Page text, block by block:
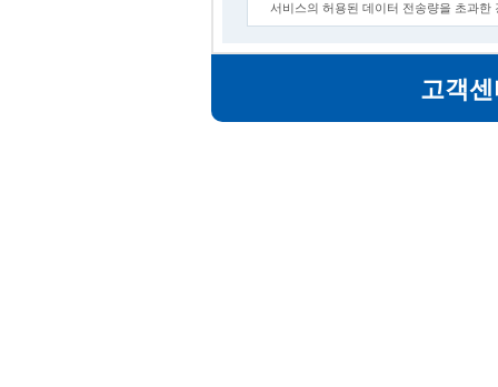
서비스의 허용된 데이터 전송량을 초과
고객